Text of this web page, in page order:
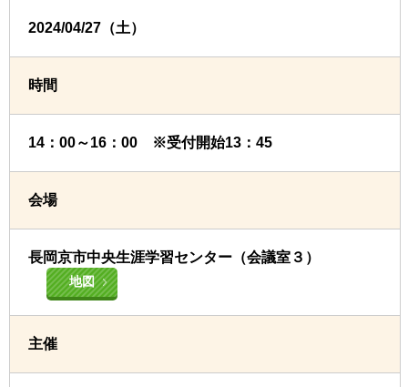
2024/04/27（土）
時間
14：00～16：00 ※受付開始13：45
会場
長岡京市中央生涯学習センター（会議室３）
地図
主催